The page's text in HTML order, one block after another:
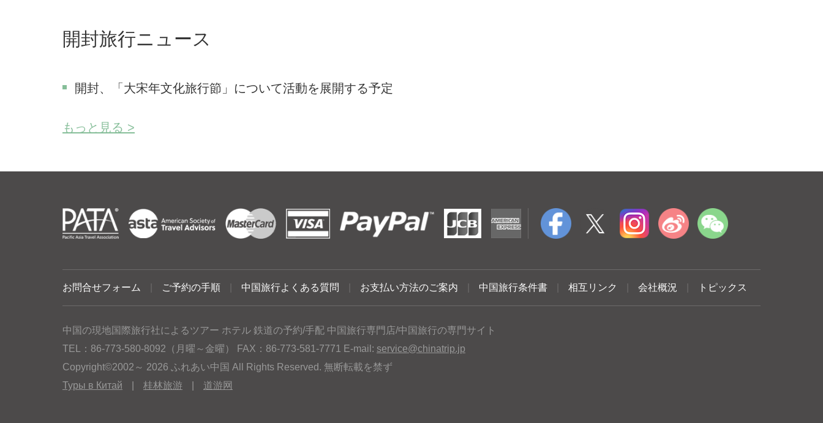
開封旅行ニュース
開封、「大宋年文化旅行節」について活動を展開する予定
もっと見る >
お問合せフォーム ご予約の手順 中国旅行よくある質問 お支払い方法のご案内 中国旅行条件書 相互リンク 会社概況 トピックス
中国の現地国際旅行社によるツアー ホテル 鉄道の予約/手配 中国旅行専門店/中国旅行の専門サイト
TEL：86-773-580-8092（月曜～金曜） FAX：86-773-581-7771 E-mail: service@chinatrip.jp
Copyright©2002～ 2026 ふれあい中国 All Rights Reserved. 無断転載を禁ず
Туры в Китай
桂林旅游 道游网